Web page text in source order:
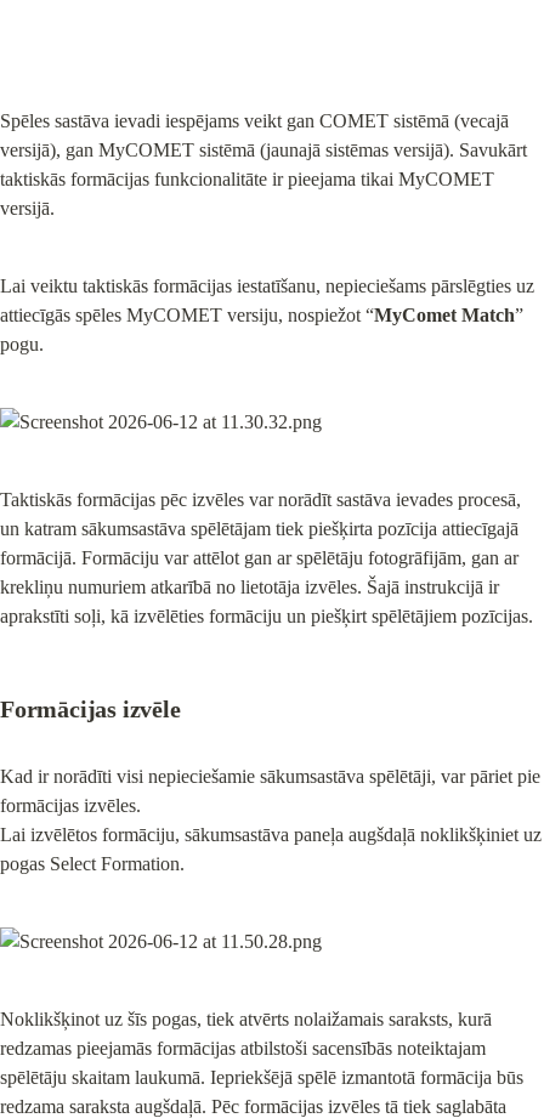
Spēles sastāva ievadi iespējams veikt gan COMET sistēmā (vecajā
versijā), gan MyCOMET sistēmā (jaunajā sistēmas versijā). Savukārt
taktiskās formācijas funkcionalitāte ir pieejama tikai MyCOMET
versijā.
Lai veiktu taktiskās formācijas iestatīšanu, nepieciešams pārslēgties uz
attiecīgās spēles MyCOMET versiju, nospiežot “MyComet Match”
pogu.
Taktiskās formācijas pēc izvēles var norādīt sastāva ievades procesā,
un katram sākumsastāva spēlētājam tiek piešķirta pozīcija attiecīgajā
formācijā. Formāciju var attēlot gan ar spēlētāju fotogrāfijām, gan ar
krekliņu numuriem atkarībā no lietotāja izvēles. Šajā instrukcijā ir
aprakstīti soļi, kā izvēlēties formāciju un piešķirt spēlētājiem pozīcijas.
Formācijas izvēle
Kad ir norādīti visi nepieciešamie sākumsastāva spēlētāji, var pāriet pie
formācijas izvēles.
Lai izvēlētos formāciju, sākumsastāva paneļa augšdaļā noklikšķiniet uz
pogas Select Formation.
Noklikšķinot uz šīs pogas, tiek atvērts nolaižamais saraksts, kurā
redzamas pieejamās formācijas atbilstoši sacensībās noteiktajam
spēlētāju skaitam laukumā. Iepriekšējā spēlē izmantotā formācija būs
redzama saraksta augšdaļā. Pēc formācijas izvēles tā tiek saglabāta